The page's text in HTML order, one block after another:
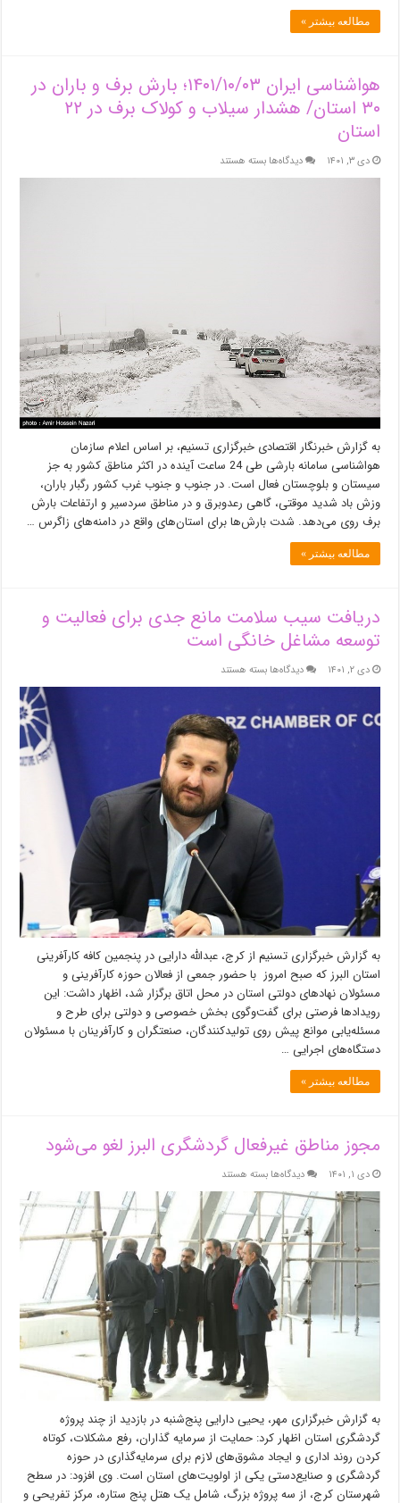
مطالعه بیشتر »
هواشناسی ایران ۱۴۰۱/۱۰/۰۳؛ بارش برف و باران در
۳۰ استان/ هشدار سیلاب و کولاک برف در ۲۲
استان
دی ۳, ۱۴۰۱ دیدگاه‌هابرای
هواشناسی
هشدار
سیلاب
و
کولاک
برف
در
۲۲
استان
بسته هستند
به گزارش خبرنگار اقتصادی خبرگزاری تسنیم، بر اساس اعلام سازمان
هواشناسی سامانه بارشی طی 24 ساعت آینده در اکثر مناطق کشور به جز
سیستان و بلوچستان فعال است. در جنوب و جنوب غرب کشور رگبار باران،
وزش باد شدید موقتی، گاهی رعدوبرق و در مناطق سردسیر و ارتفاعات بارش
برف روی می‌دهد. شدت بارش‌ها برای استان‌های واقع در دامنه‌های زاگرس …
مطالعه بیشتر »
دریافت سیب سلامت مانع جدی برای فعالیت و
توسعه مشاغل خانگی است
دی ۲, ۱۴۰۱ دیدگاه‌هابرای
دریافت
سلامت
مانع
توسعه
مشاغل
خانگی
بسته هستند
به گزارش خبرگزاری تسنیم از کرج، عبدالله دارایی در پنجمین کافه کارآفرینی
استان البرز که صبح امروز با حضور جمعی از فعالان حوزه کارآفرینی و
مسئولان نهادهای دولتی استان در محل اتاق برگزار شد، اظهار داشت: این
رویدادها فرصتی برای گفت‌وگوی بخش خصوصی و دولتی برای طرح و
مسئله‌یابی موانع پیش روی تولیدکنندگان، صنعتگران و کارآفرینان با مسئولان
دستگاه‌های اجرایی …
مطالعه بیشتر »
مجوز مناطق غیرفعال گردشگری البرز لغو می‌شود
دی ۱, ۱۴۰۱ دیدگاه‌هابرای
مجوز
مناطق
غیرفعال
گردشگری
البرز
لغو
می‌شود
بسته هستند
به گزارش خبرگزاری مهر، یحیی دارایی پنج‌شنبه در بازدید از چند پروژه
گردشگری استان اظهار کرد: حمایت از سرمایه گذاران، رفع مشکلات، کوتاه
کردن روند اداری و ایجاد مشوق‌های لازم برای سرمایه‌گذاری در حوزه
گردشگری و صنایع‌دستی یکی از اولویت‌های استان است. وی افزود: در سطح
شهرستان کرج، از سه پروژه بزرگ، شامل یک هتل پنج ستاره، مرکز تفریحی و